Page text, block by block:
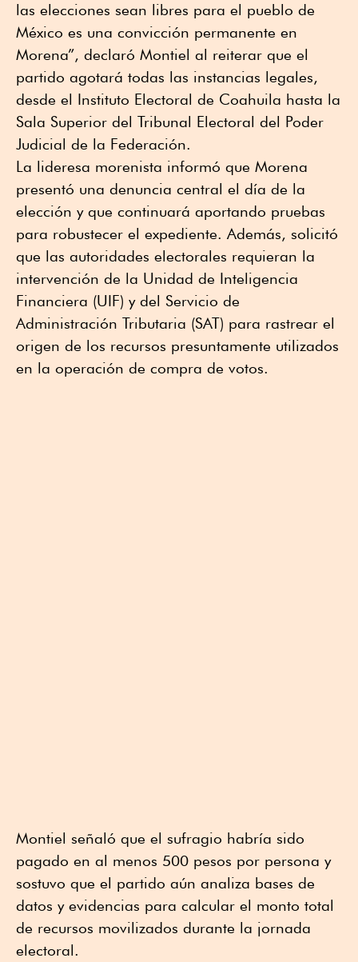
las elecciones sean libres para el pueblo de
México es una convicción permanente en
Morena”, declaró Montiel al reiterar que el
partido agotará todas las instancias legales,
desde el Instituto Electoral de Coahuila hasta la
Sala Superior del Tribunal Electoral del Poder
Judicial de la Federación.
La lideresa morenista informó que Morena
presentó una denuncia central el día de la
elección y que continuará aportando pruebas
para robustecer el expediente. Además, solicitó
que las autoridades electorales requieran la
intervención de la Unidad de Inteligencia
Financiera (UIF) y del Servicio de
Administración Tributaria (SAT) para rastrear el
origen de los recursos presuntamente utilizados
en la operación de compra de votos.
Montiel señaló que el sufragio habría sido
pagado en al menos 500 pesos por persona y
sostuvo que el partido aún analiza bases de
datos y evidencias para calcular el monto total
de recursos movilizados durante la jornada
electoral.